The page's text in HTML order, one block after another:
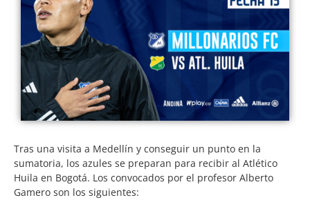
Tras una visita a Medellín y conseguir un punto en la
sumatoria, los azules se preparan para recibir al Atlético
Huila en Bogotá. Los convocados por el profesor Alberto
Gamero son los siguientes: